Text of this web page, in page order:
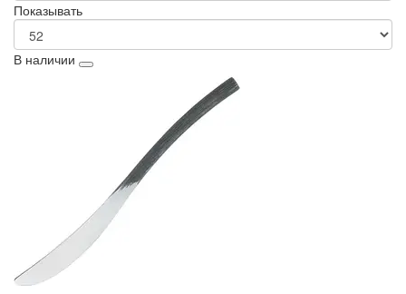
Показывать
В наличии